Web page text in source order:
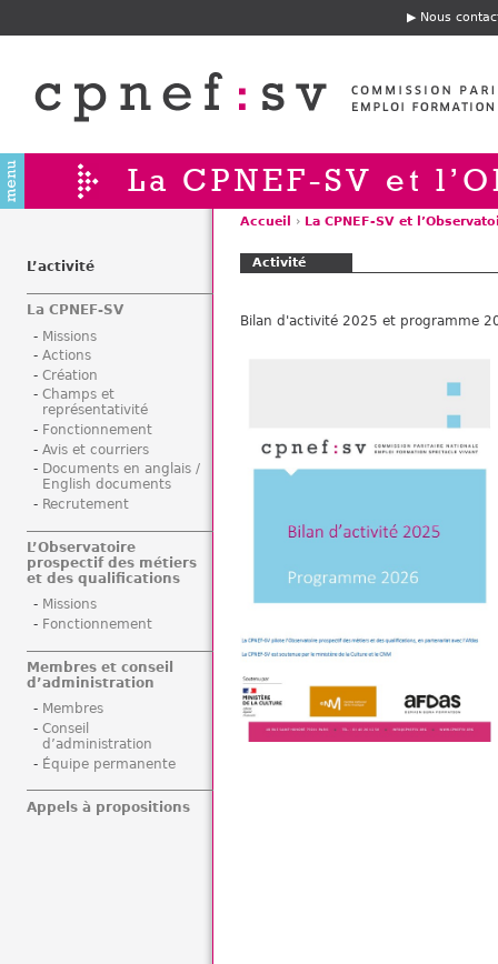
E
t
ê
e
Nous
La CPNEF-SV et
s
Accueil › La CPNEF-SV et
Activité
Bilan d'activité 2025 et programme
L’activité
La CPNEF-SV
Missions
Actions
Création
Champs et
représentativité
Fonctionnement
Avis et courriers
Documents en anglais /
English documents
Recrutement
L’Observatoire
prospectif des métiers
et des qualifications
Missions
Fonctionnement
Membres et conseil
d’administration
Membres
Conseil
d’administration
Équipe permanente
Appels à propositions